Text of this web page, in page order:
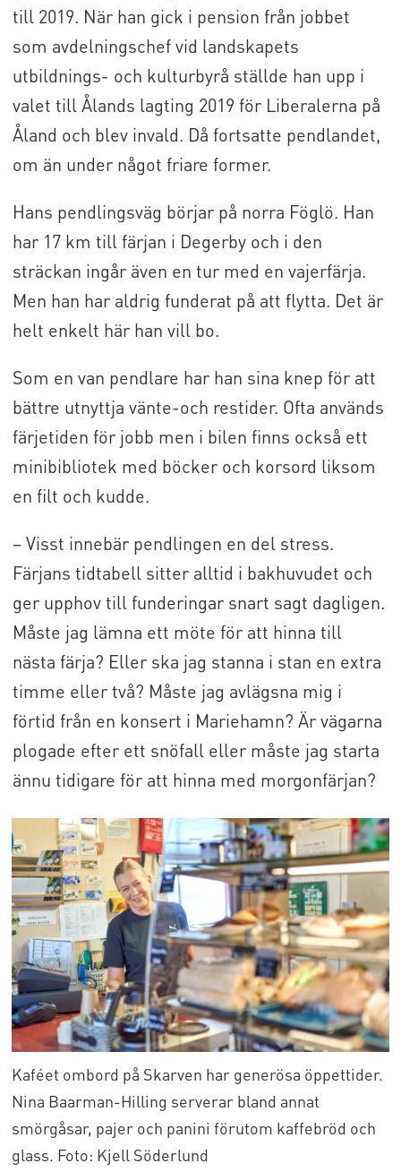
till 2019. När han gick i pension från jobbet
som avdelningschef vid landskapets
utbildnings- och kulturbyrå ställde han upp i
valet till Ålands lagting 2019 för Liberalerna på
Åland och blev invald. Då fortsatte pendlandet,
om än under något friare former.
Hans pendlingsväg börjar på norra Föglö. Han
har 17 km till färjan i Degerby och i den
sträckan ingår även en tur med en vajerfärja.
Men han har aldrig funderat på att flytta. Det är
helt enkelt här han vill bo.
Som en van pendlare har han sina knep för att
bättre utnyttja vänte-och restider. Ofta används
färjetiden för jobb men i bilen finns också ett
minibibliotek med böcker och korsord liksom
en filt och kudde.
– Visst innebär pendlingen en del stress.
Färjans tidtabell sitter alltid i bakhuvudet och
ger upphov till funderingar snart sagt dagligen.
Måste jag lämna ett möte för att hinna till
nästa färja? Eller ska jag stanna i stan en extra
timme eller två? Måste jag avlägsna mig i
förtid från en konsert i Mariehamn? Är vägarna
plogade efter ett snöfall eller måste jag starta
ännu tidigare för att hinna med morgonfärjan?
Kaféet ombord på Skarven har generösa öppettider.
Nina Baarman-Hilling serverar bland annat
smörgåsar, pajer och panini förutom kaffebröd och
glass. Foto: Kjell Söderlund